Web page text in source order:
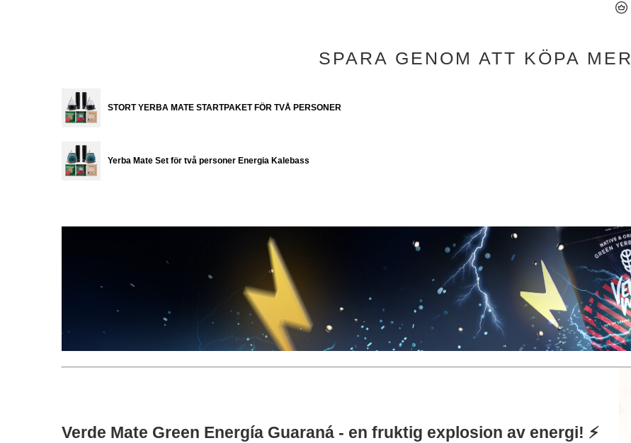
SPARA GENOM ATT KÖPA MER
STORT YERBA MATE STARTPAKET FÖR TVÅ PERSONER
Yerba Mate Set för två personer Energia Kalebass
Verde Mate Green Energía Guaraná - en fruktig explosion av energi! ⚡